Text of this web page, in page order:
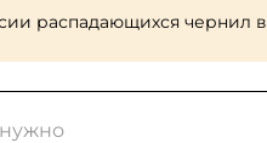
распадающихся чернил